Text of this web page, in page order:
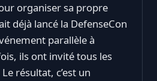
organiser sa propre
déjà lancé la DefenseCon
parallèle à
ils ont invité tous les
résultat, c’est un